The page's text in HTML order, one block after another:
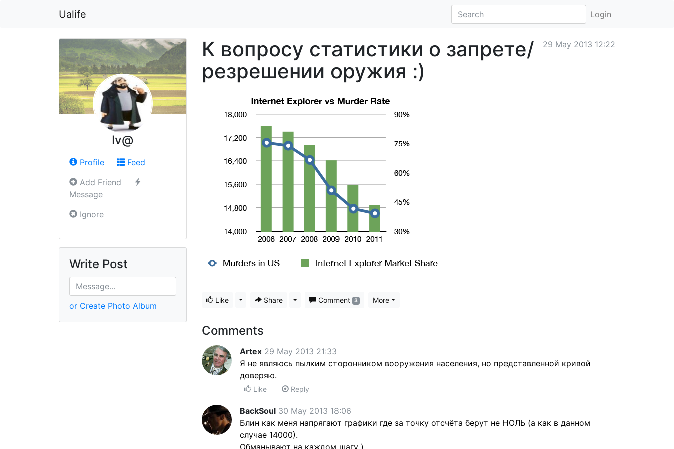
Ualife Login
Iv@
Profile
Feed
Add Friend
Message
Ignore
Write Post
or Create Photo Album
29 May 2013 12:22
К вопросу статистики о запрете/
резрешении оружия :)
Like Toggle Dropdown
Share Toggle Dropdown
Comment 3 More
Comments
Artex 29 May 2013 21:33
Я не являюсь пылким сторонником вооружения населения, но представленной кривой
доверяю.
Like Reply
BackSoul 30 May 2013 18:06
Блин как меня напрягают графики где за точку отсчёта берут не НОЛЬ (а как в данном
случае 14000).
Обманывают на каждом шагу )